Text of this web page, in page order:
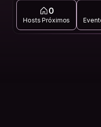
0
Hosts Próximos